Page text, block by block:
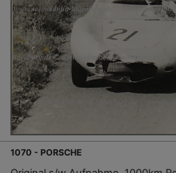
1070 - PORSCHE